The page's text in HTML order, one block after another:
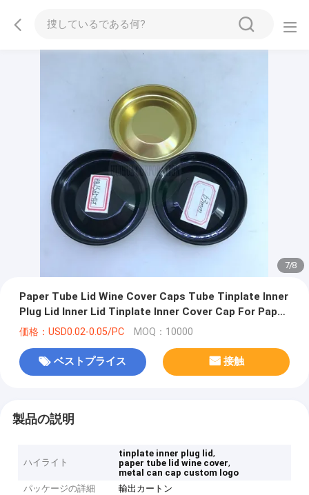
7/8
Paper Tube Lid Wine Cover Caps Tube Tinplate Inner
Plug Lid Inner Lid Tinplate Inner Cover Cap For Paper
Can Paper CANS Custom Logo Metal
価格：USD0.02-0.05/PC MOQ：10000
ベストプライス 接触
製品の説明
ハイライト
tinplate inner plug lid,
paper tube lid wine cover,
metal can cap custom logo
パッケージの詳細
輸出カートン